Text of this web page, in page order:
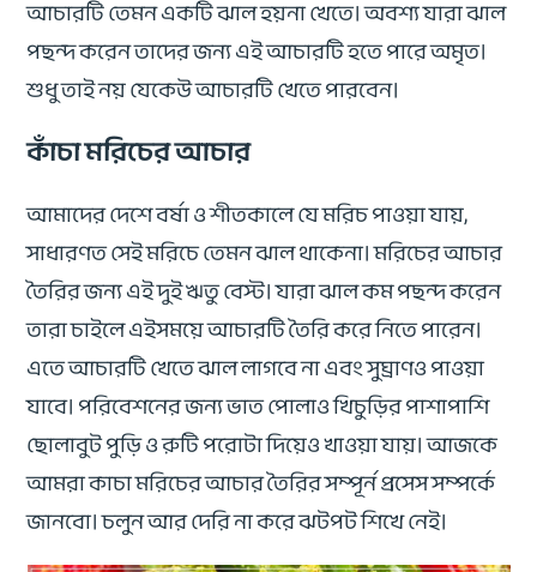
আচারটি তেমন একটি ঝাল হয়না খেতে। অবশ্য যারা ঝাল
পছন্দ করেন তাদের জন্য এই আচারটি হতে পারে অমৃত।
শুধু তাই নয় যেকেউ আচারটি খেতে পারবেন।
কাঁচা মরিচের আচার
আমাদের দেশে বর্ষা ও শীতকালে যে মরিচ পাওয়া যায়,
সাধারণত সেই মরিচে তেমন ঝাল থাকেনা। মরিচের আচার
তৈরির জন্য এই দুই ঋতু বেস্ট। যারা ঝাল কম পছন্দ করেন
তারা চাইলে এইসময়ে আচারটি তৈরি করে নিতে পারেন।
এতে আচারটি খেতে ঝাল লাগবে না এবং সুঘ্রাণও পাওয়া
যাবে। পরিবেশনের জন্য ভাত পোলাও খিচুড়ির পাশাপাশি
ছোলাবুট পুড়ি ও রুটি পরোটা দিয়েও খাওয়া যায়। আজকে
আমরা কাচা মরিচের আচার তৈরির সম্পূর্ন প্রসেস সম্পর্কে
জানবো। চলুন আর দেরি না করে ঝটপট শিখে নেই।